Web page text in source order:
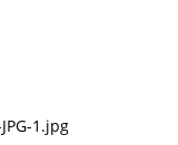
1.jpg